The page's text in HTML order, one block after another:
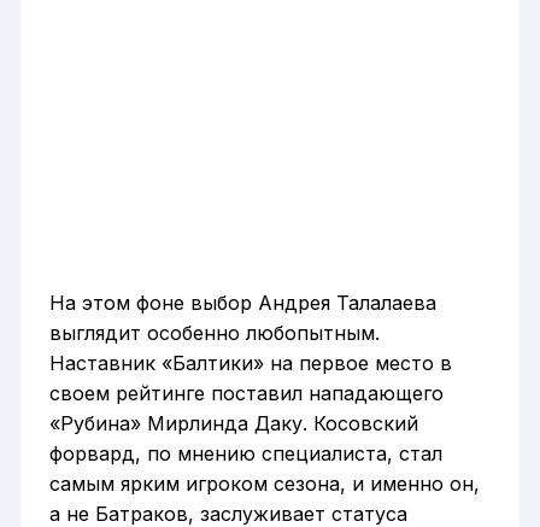
На этом фоне выбор Андрея Талалаева
выглядит особенно любопытным.
Наставник «Балтики» на первое место в
своем рейтинге поставил нападающего
«Рубина» Мирлинда Даку. Косовский
форвард, по мнению специалиста, стал
самым ярким игроком сезона, и именно он,
а не Батраков, заслуживает статуса